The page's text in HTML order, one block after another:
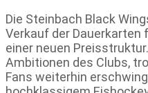
Die Steinbach Black
Verkauf der Dauerkarten
einer neuen
Ambitionen des Clubs,
Fans weiterhin